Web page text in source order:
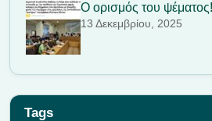
Ο ορισμός του ψέματος!
13 Δεκεμβρίου, 2025
Tags